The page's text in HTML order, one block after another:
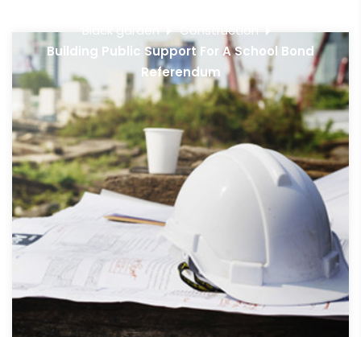
Black garden
Construction
Building Public Support For A School Bond
Referendum